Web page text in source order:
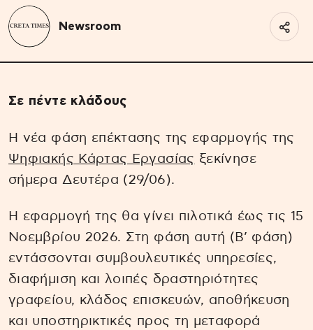
Newsroom
Σε πέντε κλάδους
Η νέα φάση επέκτασης της εφαρμογής της
Ψηφιακής Κάρτας Εργασίας ξεκίνησε
σήμερα Δευτέρα (29/06).
Η εφαρμογή της θα γίνει πιλοτικά έως τις 15
Νοεμβρίου 2026. Στη φάση αυτή (Β’ φάση)
εντάσσονται συμβουλευτικές υπηρεσίες,
διαφήμιση και λοιπές δραστηριότητες
γραφείου, κλάδος επισκευών, αποθήκευση
και υποστηρικτικές προς τη μεταφορά